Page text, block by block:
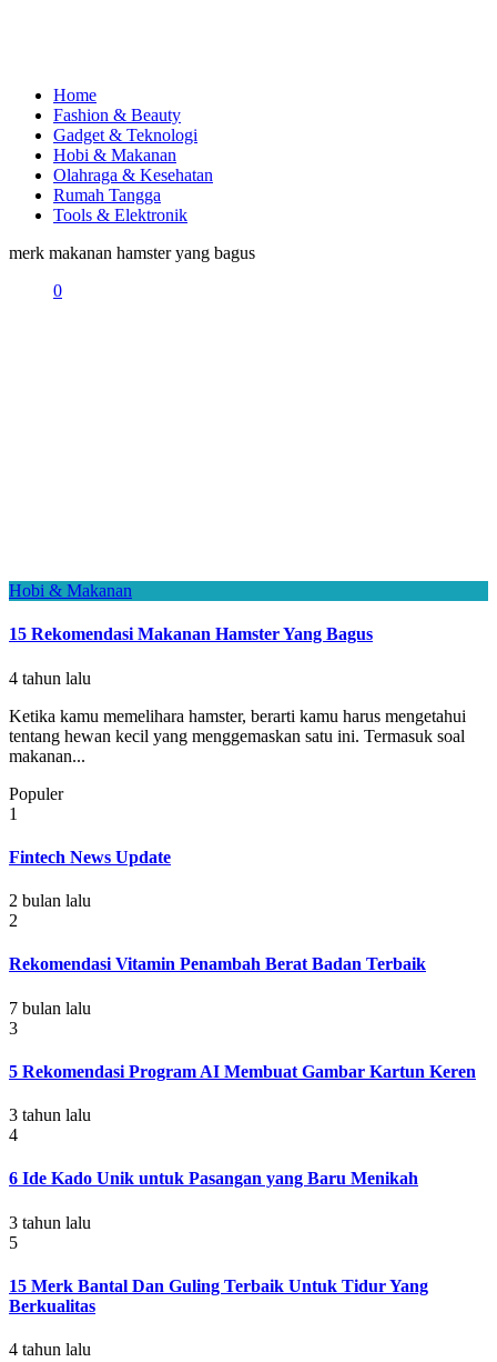
Home
Fashion & Beauty
Gadget & Teknologi
Hobi & Makanan
Olahraga & Kesehatan
Rumah Tangga
Tools & Elektronik
merk makanan hamster yang bagus
0
Hobi & Makanan
15 Rekomendasi Makanan Hamster Yang Bagus
4 tahun lalu
Ketika kamu memelihara hamster, berarti kamu harus mengetahui
tentang hewan kecil yang menggemaskan satu ini. Termasuk soal
makanan...
Populer
1
Fintech News Update
2 bulan lalu
2
Rekomendasi Vitamin Penambah Berat Badan Terbaik
7 bulan lalu
3
5 Rekomendasi Program AI Membuat Gambar Kartun Keren
3 tahun lalu
4
6 Ide Kado Unik untuk Pasangan yang Baru Menikah
3 tahun lalu
5
15 Merk Bantal Dan Guling Terbaik Untuk Tidur Yang
Berkualitas
4 tahun lalu